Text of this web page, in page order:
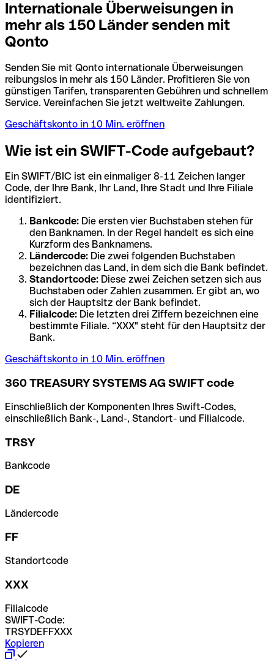
Internationale Überweisungen in
mehr als 150 Länder senden mit
Qonto
Senden Sie mit Qonto internationale Überweisungen
reibungslos in mehr als 150 Länder. Profitieren Sie von
günstigen Tarifen, transparenten Gebühren und schnellem
Service. Vereinfachen Sie jetzt weltweite Zahlungen.
Geschäftskonto in 10 Min. eröffnen
Wie ist ein SWIFT-Code aufgebaut?
Ein SWIFT/BIC ist ein einmaliger 8-11 Zeichen langer
Code, der Ihre Bank, Ihr Land, Ihre Stadt und Ihre Filiale
identifiziert.
Bankcode: Die ersten vier Buchstaben stehen für
den Banknamen. In der Regel handelt es sich eine
Kurzform des Banknamens.
Ländercode: Die zwei folgenden Buchstaben
bezeichnen das Land, in dem sich die Bank befindet.
Standortcode: Diese zwei Zeichen setzen sich aus
Buchstaben oder Zahlen zusammen. Er gibt an, wo
sich der Hauptsitz der Bank befindet.
Filialcode: Die letzten drei Ziffern bezeichnen eine
bestimmte Filiale. “XXX" steht für den Hauptsitz der
Bank.
Geschäftskonto in 10 Min. eröffnen
360 TREASURY SYSTEMS AG SWIFT code
Einschließlich der Komponenten Ihres Swift-Codes,
einschließlich Bank-, Land-, Standort- und Filialcode.
TRSY
Bankcode
DE
Ländercode
FF
Standortcode
XXX
Filialcode
SWIFT-Code:
TRSYDEFFXXX
Kopieren